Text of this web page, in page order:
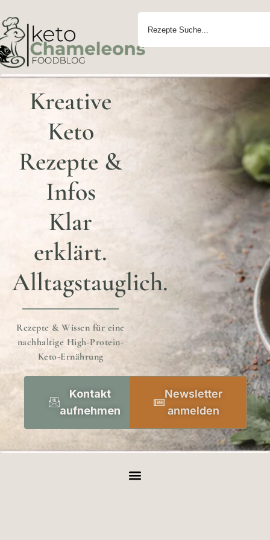
Kreative
Keto
Rezepte &
Infos
Klar
erklärt.
Alltagstauglich.
Rezepte & Wissen für eine
nachhaltige High-Protein-
Keto-Ernährung
Kontakt
aufnehmen
Newsletter
anmelden